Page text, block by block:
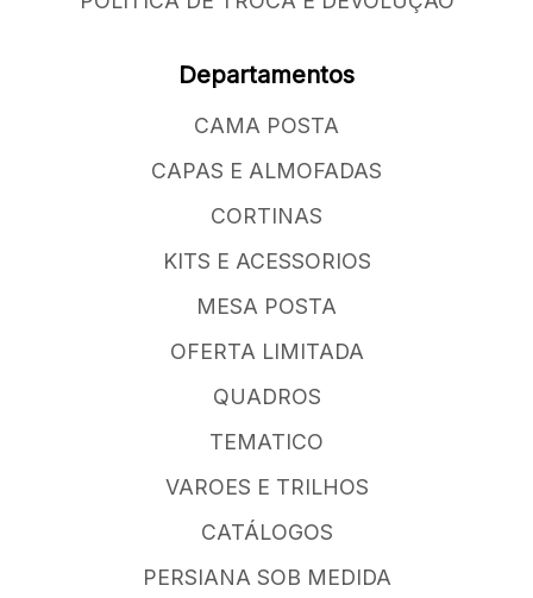
Departamentos
CAMA POSTA
CAPAS E ALMOFADAS
CORTINAS
KITS E ACESSORIOS
MESA POSTA
OFERTA LIMITADA
QUADROS
TEMATICO
VAROES E TRILHOS
CATÁLOGOS
PERSIANA SOB MEDIDA